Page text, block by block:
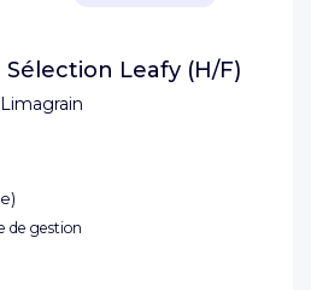
Limagrain
Leafy (H/F)
)
de gestion